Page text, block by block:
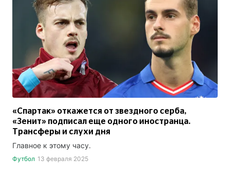
«Спартак» откажется от звездного серба,
«Зенит» подписал еще одного иностранца.
Трансферы и слухи дня
Главное к этому часу.
Футбол 13 февраля 2025